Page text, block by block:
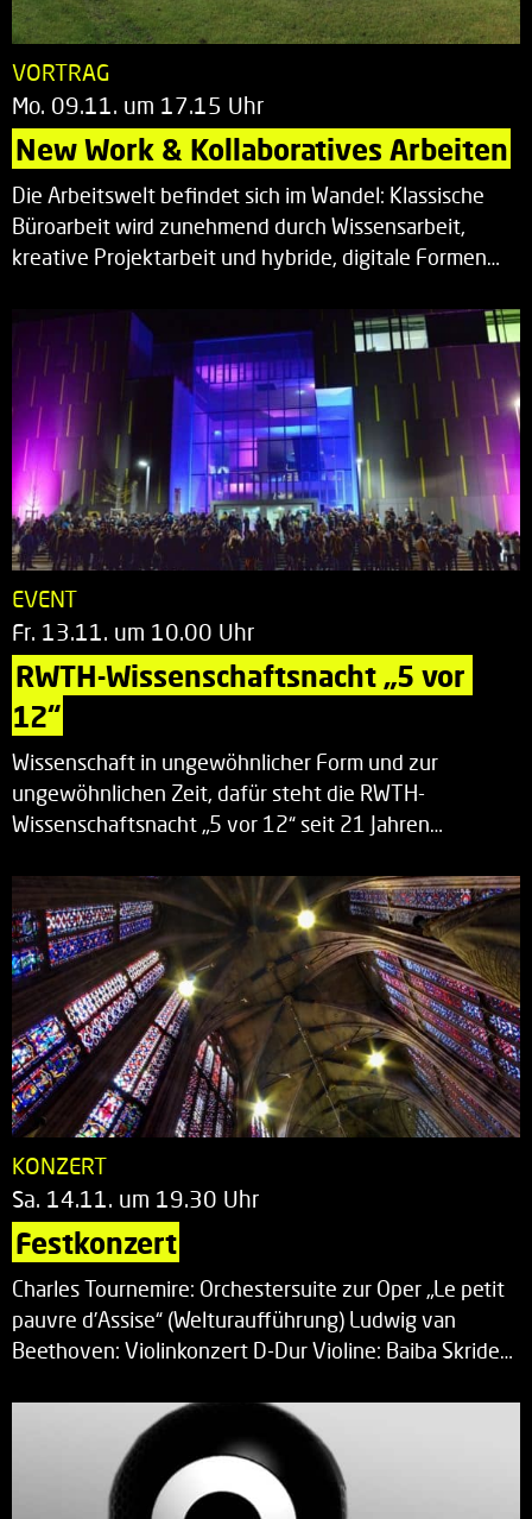
VORTRAG
Mo. 09.11. um 17.15 Uhr
New Work & Kollaboratives Arbeiten
Die Arbeitswelt befindet sich im Wandel: Klassische
Büroarbeit wird zunehmend durch Wissensarbeit,
kreative Projektarbeit und hybride, digitale Formen…
EVENT
Fr. 13.11. um 10.00 Uhr
RWTH-Wissenschaftsnacht „5 vor
12“
Wissenschaft in ungewöhnlicher Form und zur
ungewöhnlichen Zeit, dafür steht die RWTH-
Wissenschaftsnacht „5 vor 12“ seit 21 Jahren…
KONZERT
Sa. 14.11. um 19.30 Uhr
Festkonzert
Charles Tournemire: Orchestersuite zur Oper „Le petit
pauvre d’Assise“ (Welturaufführung) Ludwig van
Beethoven: Violinkonzert D-Dur Violine: Baiba Skride…